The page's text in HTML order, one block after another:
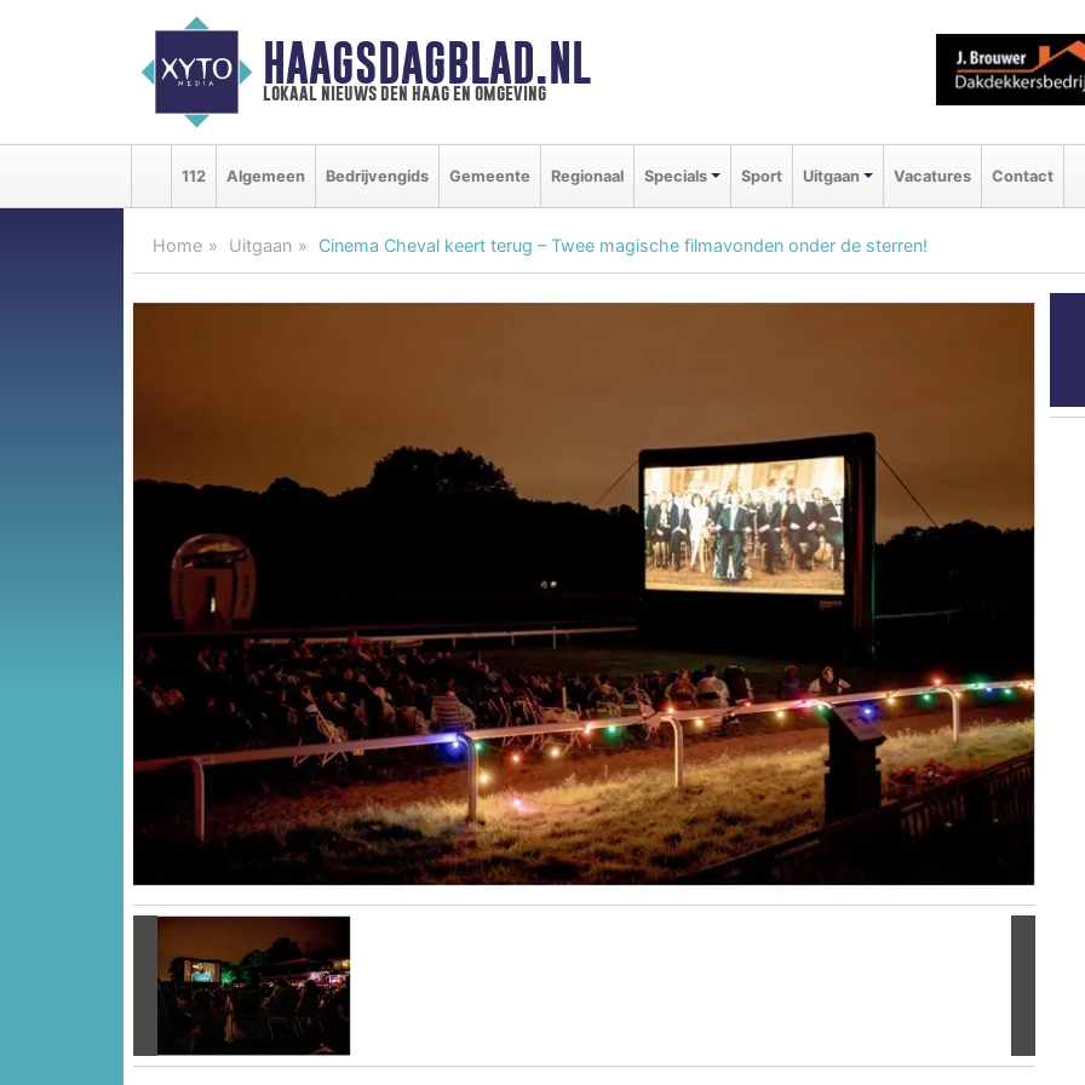
HAAGSDAGBLAD.NL
lokaal nieuws den haag en omgeving
112 Algemeen Bedrijvengids Gemeente Regionaal Specials Sport Uitgaan Vacatures Contact
Home Uitgaan Cinema Cheval keert terug – Twee magische filmavonden onder de sterren!
Vorige